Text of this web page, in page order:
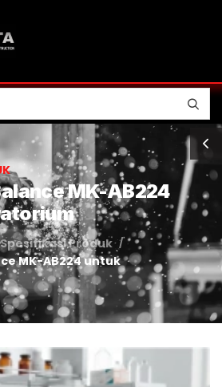
MK-AB224
Spesifikasi Produk /
MK-AB224 untuk